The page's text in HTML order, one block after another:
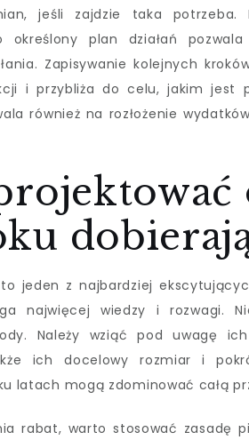
jeśli zajdzie taka
określony plan działań
Zapisywanie kolejnych
i przybliża do celu, jakim jest
również na rozłożenie
jeden z najbardziej
najwięcej wiedzy i rozwagi.
Należy wziąć pod uwagę
ich docelowy rozmiar i
latach mogą zdominować całą
rabat, warto stosować zasadę